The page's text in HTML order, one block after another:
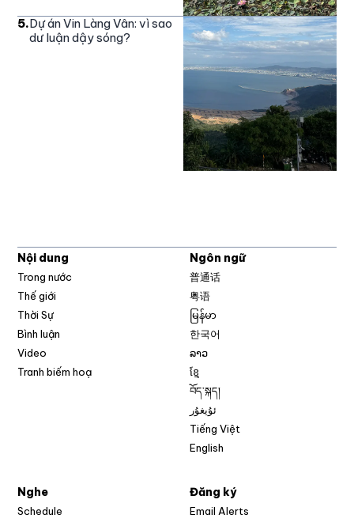
5.Dự án Vin Làng Vân: vì sao
dư luận dậy sóng?
Nội dung
Trong nước
Thế giới
Thời Sự
Bình luận
Video
Tranh biếm hoạ
Ngôn ngữ
普通话
粤语
မြန်မာ
한국어
ລາວ
ខ្មែ
བོད་སྐད།
ئۇيغۇر
Tiếng Việt
English
Nghe
Schedule
Đăng ký
Email Alerts